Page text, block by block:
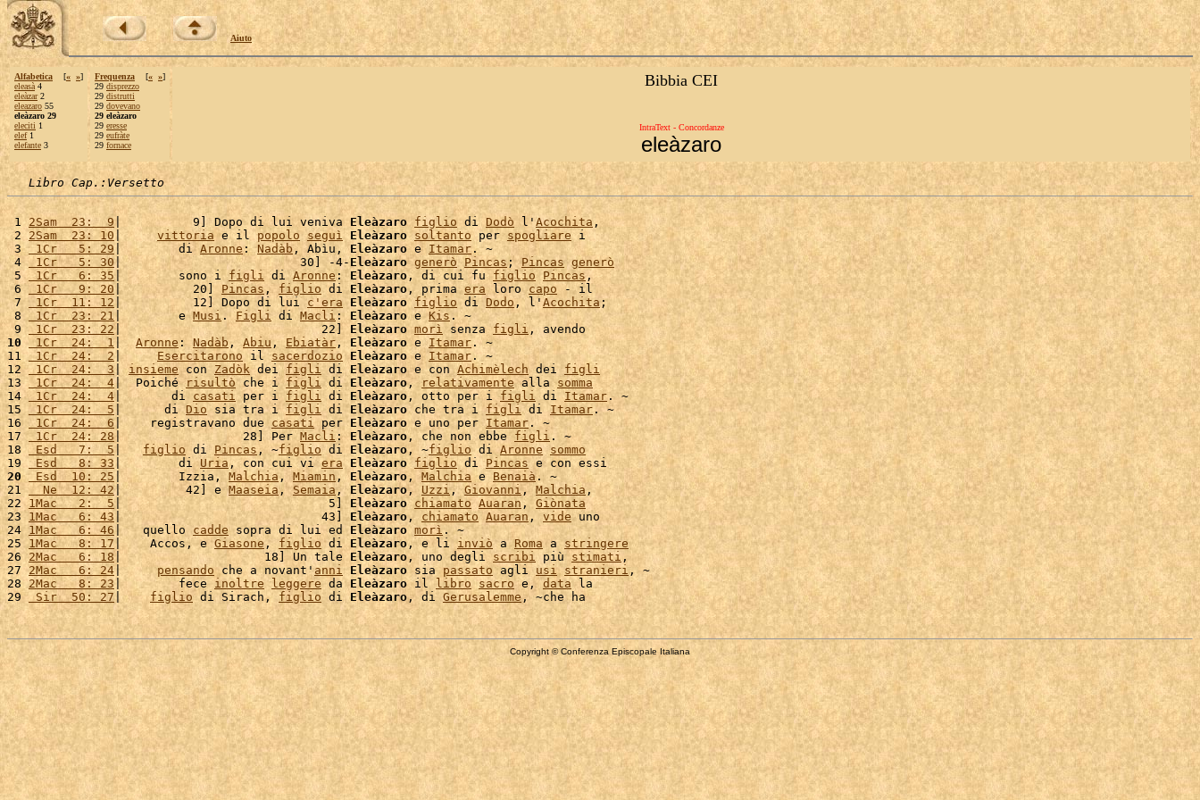
Aiuto
Alfabetica [« »]
eleasà 4
eleàzar2
eleazaro 55
eleàzaro 29
eleciti 1
elef1
elefante 3
Frequenza [« »]
29 disprezzo
29 distrutti
29 dovevano
29 eleàzaro
29 eresse
29 eufràte
29 fornace
Bibbia CEI
IntraText - Concordanze
eleàzaro
Libro Cap.:Versetto
1 2Sam  23:  9 |          9] Dopo di lui veniva Eleàzaro figlio di Dodò l' Acochita ,
2 2Sam  23: 10 | vittoria e il popolo seguì Eleàzaro soltanto per spogliare i
3 1Cr   5: 29 |        di Aronne : Nadàb, Abìu, Eleàzaro e Itamar . ~
4
1Cr   5: 30|                         30] -4- Eleàzaro generò Pincas ; Pincas generò
5 1Cr   6: 35 |        sono i figli di Aronne: Eleàzaro, di cui fu figlio Pincas ,
6 1Cr   9: 20 |          20] Pincas , figlio di Eleàzaro , prima era loro capo - il
7
1Cr  11: 12|          12] Dopo di lui c' era Eleàzaro figlio di Dodo, l' Acochita ;
8 1Cr  23: 21 |        e Musi . Figli di Macli : Eleàzaro e Kis . ~
9 1Cr  23: 22|                            22] Eleàzaro morì senza figli
10
1Cr  24:  1 | Aronne : Nadàb , Abiu , Ebiatàr , Eleàzaro e Itamar . ~
11 1Cr  24:  2 | Esercitarono il sacerdozio Eleàzaro e Itamar . ~
12
1Cr  24:  3 | insieme con Zadòk dei figli di Eleàzaro e con Achimèlech dei figli
13
1Cr  24:  4|  Poiché risultò che i figli di Eleàzaro, relativamente alla somma
14 1Cr  24:  4 |       di casati per i figli di Eleàzaro , otto per i figli di Itamar . ~
15 1Cr  24:  5 |      di Dio sia tra i figli di Eleàzaro che tra i figli di Itamar . ~
16
1Cr  24:  6 |    registravano due casati per Eleàzaro e uno per Itamar . ~
17 1Cr  24: 28|                 28] Per Macli : Eleàzaro, che non ebbe figli . ~
18
Esd   7:  5 | figlio di Pincas , ~figlio di Eleàzaro , ~figlio di Aronne sommo
19 Esd   8: 33 |        di Uria , con cui vi era Eleàzaro figlio di Pincas
20 Esd  10: 25 |        Izzia, Malchia, Miamin , Eleàzaro , Malchia e Benaià . ~
21
  Ne  12: 42
|         42] e Maaseia , Semaia, Eleàzaro, Uzzi, Giovanni, Malchia ,
22 1Mac   2:  5 |                             5] Eleàzaro chiamato Auaran, Giònata
23 1Mac   6: 43 |                            43] Eleàzaro, chiamato Auaran , vide uno
24 1Mac   6: 46|   quello cadde sopra di lui ed Eleàzaro morì. ~
25 1Mac   8: 17 |    Accos, e Giasone , figlio di Eleàzaro , e li inviò a Roma a stringere
26 2Mac   6: 18 |                    18] Un tale Eleàzaro , uno degli scribi più stimati ,
27 2Mac   6: 24 | pensando che a novant'anni Eleàzaro sia passato agli usi stranieri , ~
28 2Mac   8: 23 |        fece inoltre leggere da Eleàzaro il libro sacro e, data la
29
Sir  50: 27 | figlio di Sirach, figlio di Eleàzaro, di Gerusalemme
Copyright © Conferenza Episcopale Italiana